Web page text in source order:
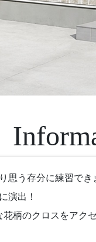
思う存分に練習でき
演出！
柄のクロスをアク